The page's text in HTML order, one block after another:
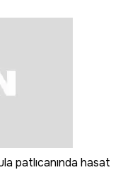
patlıcanında hasat